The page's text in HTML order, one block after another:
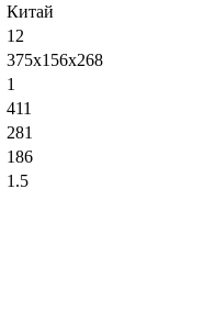
Китай
12
375х156х268
1
411
281
186
1.5